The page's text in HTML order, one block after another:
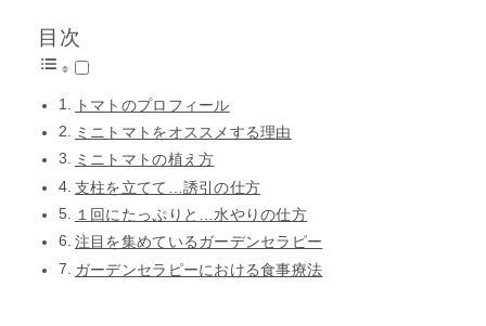
目次
トマトのプロフィール
ミニトマトをオススメする理由
ミニトマトの植え方
支柱を立てて…誘引の仕方
１回にたっぷりと…水やりの仕方
注目を集めているガーデンセラピー
ガーデンセラピーにおける食事療法